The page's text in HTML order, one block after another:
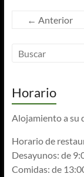
← Anterior
Horario
Alojamiento a su
Horario de
Desayunos: de
Comidas: de